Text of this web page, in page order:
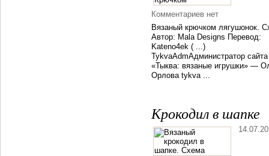
Комментариев нет
Вязаный крючком лягушонок.
Автор: Mala Designs Перевод:
Kateno4ek ( ...)
TykvaAdmАдминистратор сайта
«Тыква: вязаные игрушки» —
Орлова tykva ...
Крокодил в шапке